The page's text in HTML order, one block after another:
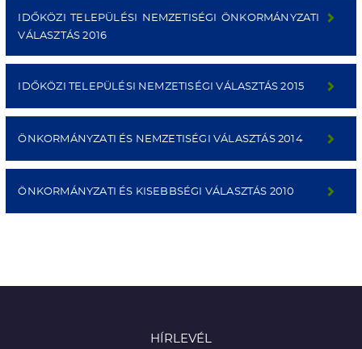
IDŐKÖZI TELEPÜLÉSI NEMZETISÉGI ÖNKORMÁNYZATI
VÁLASZTÁS 2016
IDŐKÖZI TELEPÜLÉSI NEMZETISÉGI VÁLASZTÁS 2015
ÖNKORMÁNYZATI ÉS NEMZETISÉGI VÁLASZTÁS 2014
ÖNKORMÁNYZATI ÉS KISEBBSÉGI VÁLASZTÁS 2010
HÍRLEVÉL